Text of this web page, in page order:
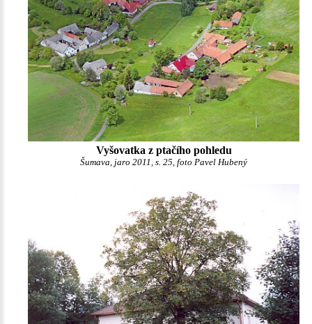
Vyšovatka z ptačího pohledu
Šumava, jaro 2011, s. 25, foto Pavel Hubený